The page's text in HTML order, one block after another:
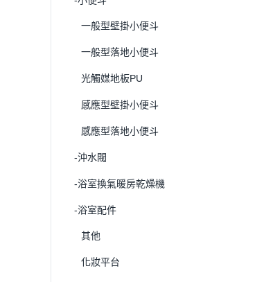
一般型壁掛小便斗
一般型落地小便斗
光觸媒地板PU
感應型壁掛小便斗
感應型落地小便斗
-沖水閥
-浴室換氣暖房乾燥機
-浴室配件
其他
化妝平台